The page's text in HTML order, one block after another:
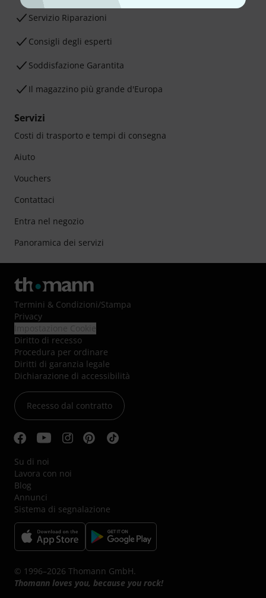
Servizio Riparazioni
Consigli degli esperti
Soddisfazione Garantita
Il magazzino più grande d'Europa
Servizi
Costi di trasporto e tempi di consegna
Aiuto
Vouchers
Contattaci
Entra nel negozio
Panoramica dei servizi
Termini & Condizioni/Stampa
Privacy
Diritto di recesso
Procedura per ordinare
Diritti di garanzia legale
Dichiarazione di accessibilità
Recesso dal contratto
Su di noi
Lavora con noi
Blog
Annunci
Sistema di segnalazione
© 1996–2026 Thomann GmbH.
Thomann loves you, because you rock!